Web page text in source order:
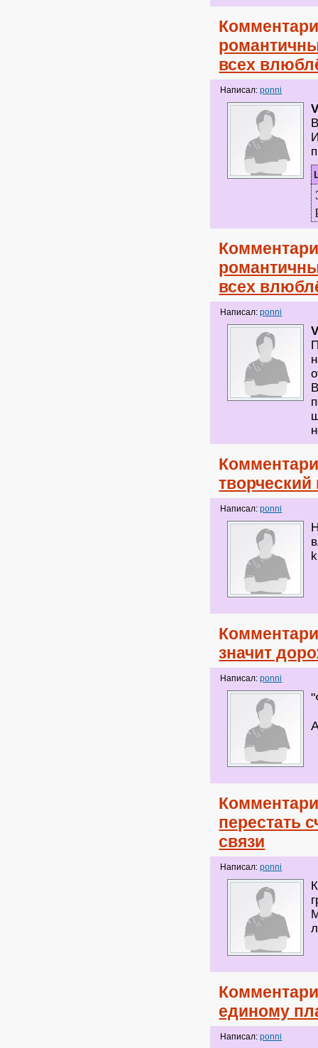
всех
Написал:ponni
всех
Написал:ponni
Написал:ponni
значит
Написал:ponni
перестать
связи
Написал:ponni
единому
Написал:ponni